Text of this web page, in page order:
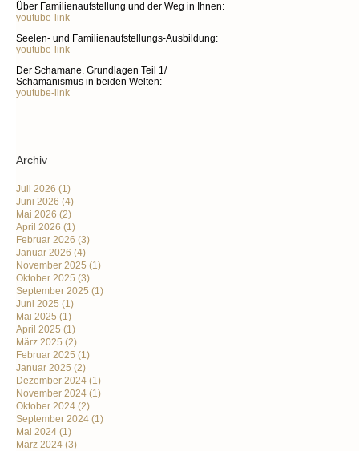
Über Familienaufstellung und der Weg in Ihnen:
youtube-link
Seelen- und Familienaufstellungs-Ausbildung:
youtube-link
Der Schamane. Grundlagen Teil 1/
Schamanismus in beiden Welten:
youtube-link
Archiv
Juli 2026 (1)
Juni 2026 (4)
Mai 2026 (2)
April 2026 (1)
Februar 2026 (3)
Januar 2026 (4)
November 2025 (1)
Oktober 2025 (3)
September 2025 (1)
Juni 2025 (1)
Mai 2025 (1)
April 2025 (1)
März 2025 (2)
Februar 2025 (1)
Januar 2025 (2)
Dezember 2024 (1)
November 2024 (1)
Oktober 2024 (2)
September 2024 (1)
Mai 2024 (1)
März 2024 (3)